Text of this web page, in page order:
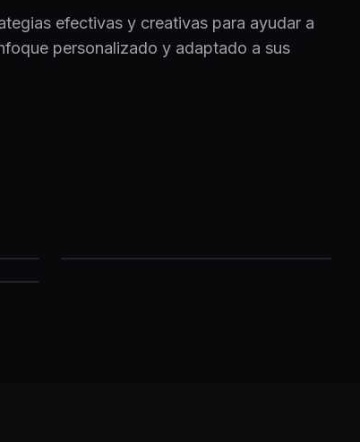
efectivas y creativas para ayudar a
personalizado y adaptado a sus